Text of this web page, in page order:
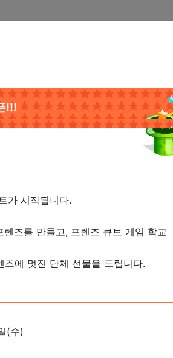
!!!
가 시작됩니다.
즈를 만들고, 프렌즈 큐브 게임 학교
에 멋진 단체 선물을 드립니다.
(수)